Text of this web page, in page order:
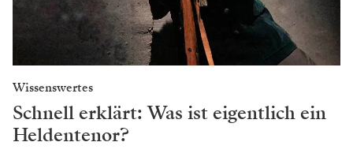
Wissenswertes
Schnell erklärt: Was ist eigentlich ein
Heldentenor?